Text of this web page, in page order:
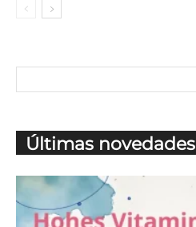
Últimas novedades